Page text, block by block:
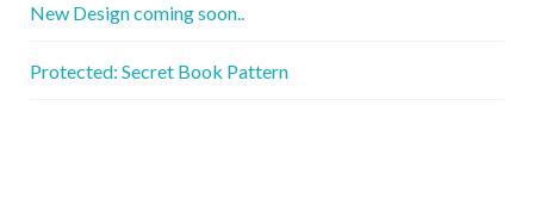
New Design coming soon..
Protected: Secret Book Pattern